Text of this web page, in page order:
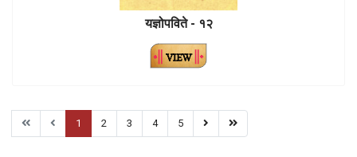
यज्ञोपविते - १२
1 2 3 4 5